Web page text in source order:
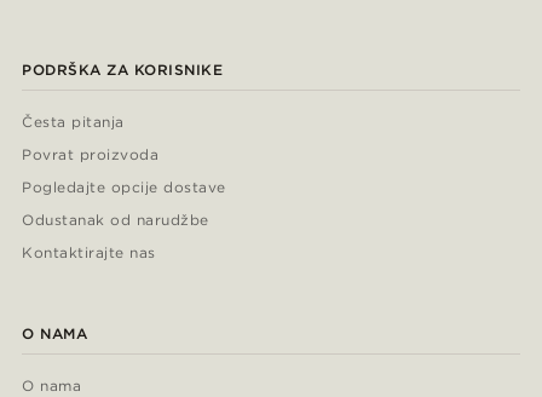
PODRŠKA ZA KORISNIKE
Česta pitanja
Povrat proizvoda
Pogledajte opcije dostave
Odustanak od narudžbe
Kontaktirajte nas
O NAMA
O nama